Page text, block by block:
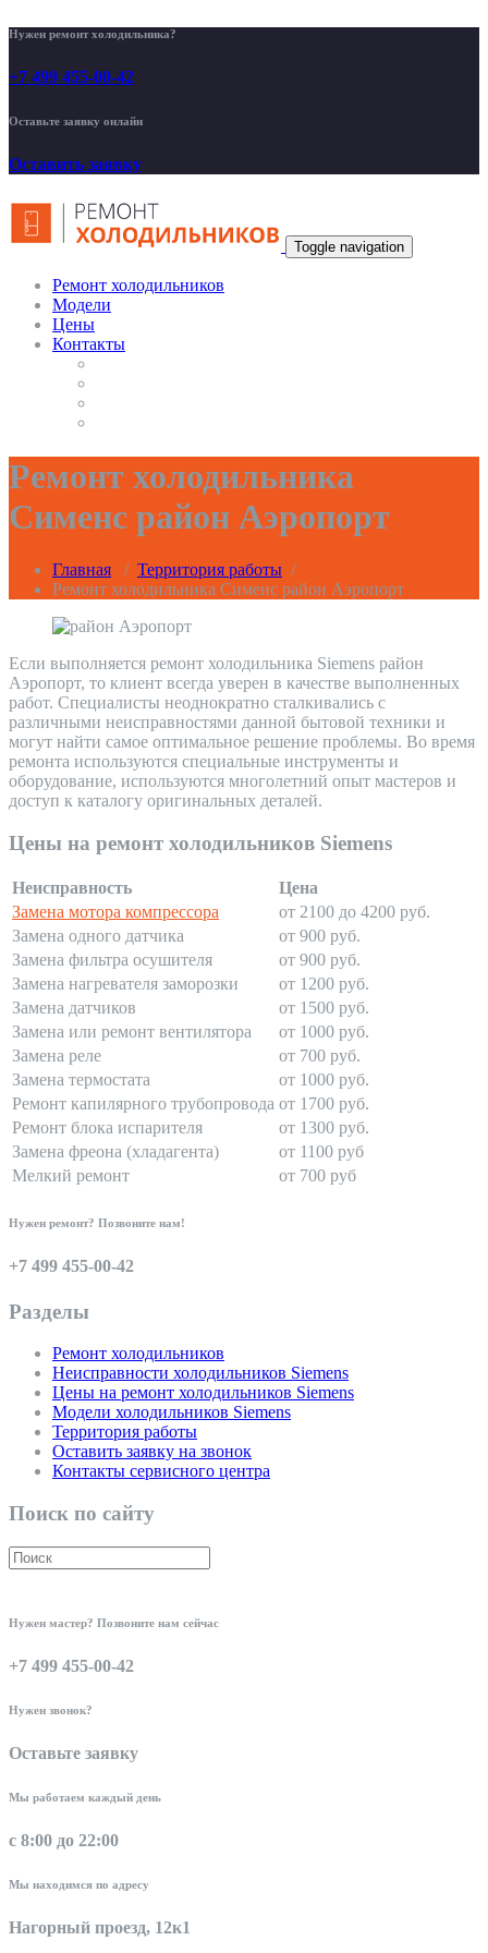
Нужен ремонт холодильника?
+7 499 455-00-42
Оставьте заявку онлайн
Оставить заявку
Toggle navigation
Ремонт холодильников
Модели
Цены
Контакты
Ремонт холодильника
Сименс район Аэропорт
Главная / Территория работы /
Ремонт холодильника Сименс район Аэропорт
Если выполняется ремонт холодильника Siemens район
Аэропорт, то клиент всегда уверен в качестве выполненных
работ. Специалисты неоднократно сталкивались с
различными неисправностями данной бытовой техники и
могут найти самое оптимальное решение проблемы. Во время
ремонта используются специальные инструменты и
оборудование, используются многолетний опыт мастеров и
доступ к каталогу оригинальных деталей.
Цены на ремонт холодильников Siemens
Неисправность
Цена
Замена мотора компрессора
от 2100 до 4200 руб.
Замена одного датчика
от 900 руб.
Замена фильтра осушителя
от 900 руб.
Замена нагревателя заморозки
от 1200 руб.
Замена датчиков
от 1500 руб.
Замена или ремонт вентилятора
от 1000 руб.
Замена реле
от 700 руб.
Замена термостата
от 1000 руб.
Ремонт капилярного трубопровода от 1700 руб.
Ремонт блока испарителя
от 1300 руб.
Замена фреона (хладагента)
от 1100 руб
Мелкий ремонт
от 700 руб
Нужен ремонт? Позвоните нам!
+7 499 455-00-42
Разделы
Ремонт холодильников
Неисправности холодильников Siemens
Цены на ремонт холодильников Siemens
Модели холодильников Siemens
Территория работы
Оставить заявку на звонок
Контакты сервисного центра
Поиск по сайту
Нужен мастер? Позвоните нам сейчас
+7 499 455-00-42
Нужен звонок?
Оставьте заявку
Мы работаем каждый день
с 8:00 до 22:00
Мы находимся по адресу
Нагорный проезд, 12к1